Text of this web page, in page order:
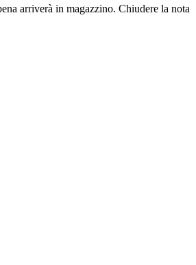
arriverà in magazzino. Chiudere la nota